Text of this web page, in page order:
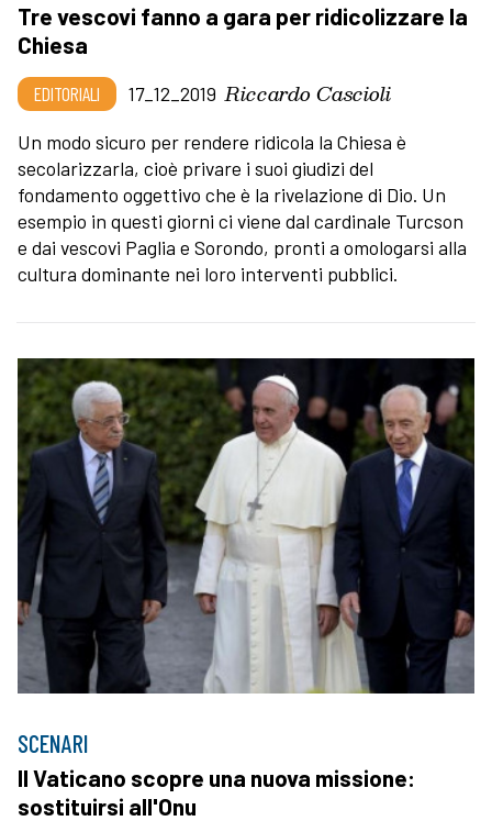
Tre vescovi fanno a gara per ridicolizzare la
Chiesa
EDITORIALI 17_12_2019 Riccardo Cascioli
Un modo sicuro per rendere ridicola la Chiesa è
secolarizzarla, cioè privare i suoi giudizi del
fondamento oggettivo che è la rivelazione di Dio. Un
esempio in questi giorni ci viene dal cardinale Turcson
e dai vescovi Paglia e Sorondo, pronti a omologarsi alla
cultura dominante nei loro interventi pubblici.
SCENARI
Il Vaticano scopre una nuova missione:
sostituirsi all'Onu